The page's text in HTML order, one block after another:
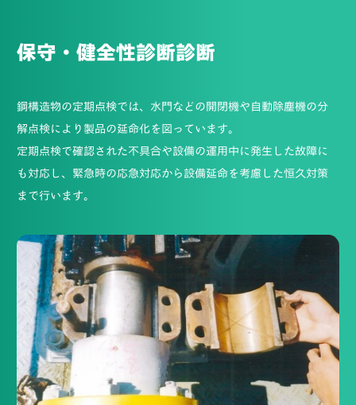
保守・健全性診断診断
鋼構造物の定期点検では、水門などの開閉機や自動除塵機の分
解点検により製品の延命化を図っています。
定期点検で確認された不具合や設備の運用中に発生した故障に
も対応し、緊急時の応急対応から設備延命を考慮した恒久対策
まで行います。